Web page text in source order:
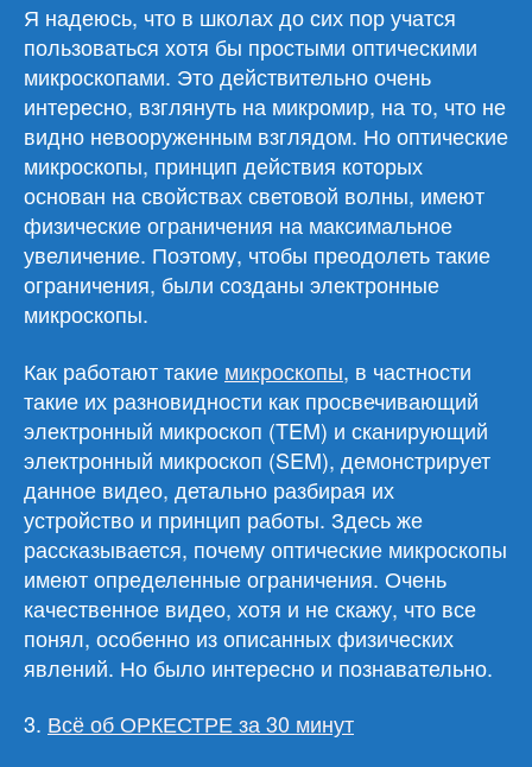
Я надеюсь, что в школах до сих пор учатся
пользоваться хотя бы простыми оптическими
микроскопами. Это действительно очень
интересно, взглянуть на микромир, на то, что не
видно невооруженным взглядом. Но оптические
микроскопы, принцип действия которых
основан на свойствах световой волны, имеют
физические ограничения на максимальное
увеличение. Поэтому, чтобы преодолеть такие
ограничения, были созданы электронные
микроскопы.
Как работают такие микроскопы, в частности
такие их разновидности как просвечивающий
электронный микроскоп (TEM) и сканирующий
электронный микроскоп (SEM), демонстрирует
данное видео, детально разбирая их
устройство и принцип работы. Здесь же
рассказывается, почему оптические микроскопы
имеют определенные ограничения. Очень
качественное видео, хотя и не скажу, что все
понял, особенно из описанных физических
явлений. Но было интересно и познавательно.
3. Всё об ОРКЕСТРЕ за 30 минут